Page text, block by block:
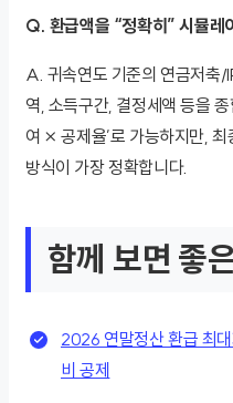
Q. 환급액을 “정확히” 시뮬레
A. 귀속연도 기준의 연금저축/
역, 소득구간, 결정세액 등을
여 × 공제율’로 가능하지만,
방식이 가장 정확합니다.
함께 보면 좋
2026 연말정산 환급 최
비 공제